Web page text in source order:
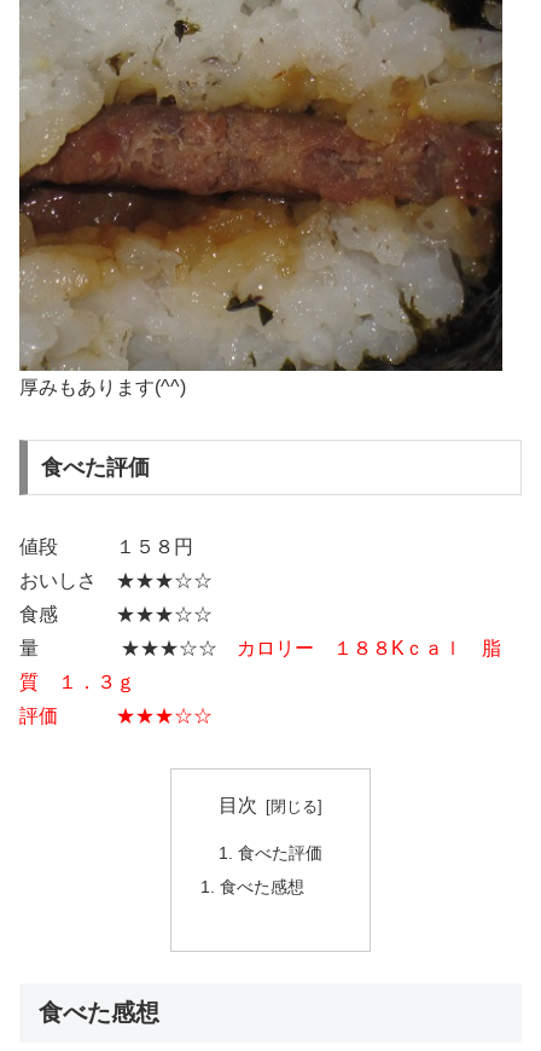
厚みもあります(^^)
食べた評価
値段 １５８円
おいしさ ★★★☆☆
食感 ★★★☆☆
量 ★★★☆☆
カロリー １８８Kｃａｌ 脂
質 １．３ｇ
評価 ★★★☆☆
目次
食べた評価
食べた感想
食べた感想